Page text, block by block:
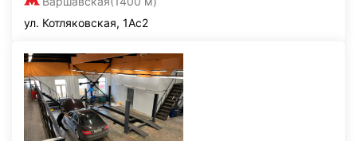
ул. Котляковская, 1Ас2